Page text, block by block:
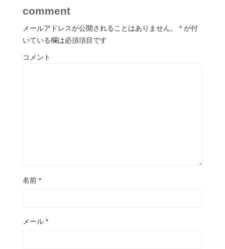
comment
メールアドレスが公開されることはありません。 * が付
いている欄は必須項目です
コメント
名前 *
メール *